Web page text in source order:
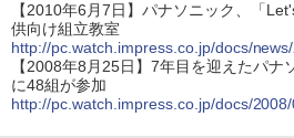
【2010年6月7日】パナソニック、「
供向け組立教室
http://pc.watch.impress.co.jp/docs/
【2008年8月25日】7年目を迎えたパナ
に48組が参加
http://pc.watch.impress.co.jp/docs/